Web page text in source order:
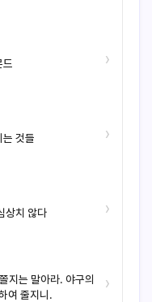
›
것들 ›
상치 않다 ›
지는 말아라. 야구의
여 줄지니.
›